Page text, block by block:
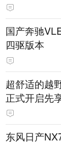
国产奔驰
四驱版本
超舒适的越
正式开启先
东风日产